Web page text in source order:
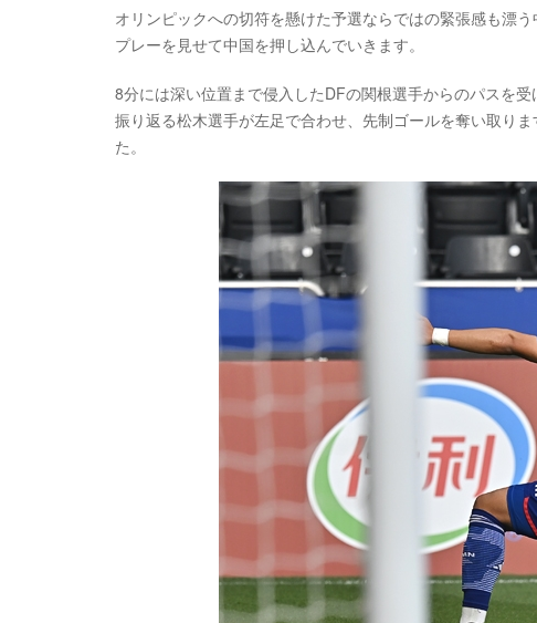
オリンピックへの切符を懸けた予選ならではの緊張感も漂
プレーを見せて中国を押し込んでいきます。
8分には深い位置まで侵入したDFの関根選手からのパスを
振り返る松木選手が左足で合わせ、先制ゴールを奪い取り
た。